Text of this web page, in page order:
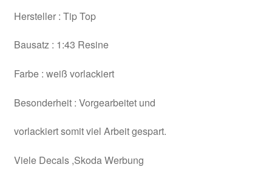
Hersteller : Tip Top
Bausatz : 1:43 Resine
Farbe : weiß vorlackiert
Besonderheit : Vorgearbeitet und
vorlackiert somit viel Arbeit gespart.
Viele Decals ,Skoda Werbung